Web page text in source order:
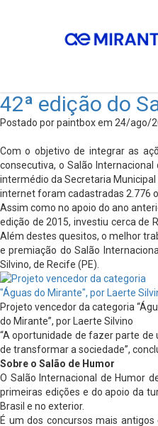
42ª edição do
Postado por paintbox em 24/ago/
Com o objetivo de integrar as
consecutiva, o Salão
intermédio da Secretaria
internet foram cadastradas 2.776
Assim como no apoio do ano
edição de 2015, investiu cerca de
Além destes quesitos, o melhor
e premiação do Salão
Silvino, de Recife (PE).
Projeto vencedor da categoria
do Mirante”, por Laerte Silvino
“A oportunidade de fazer parte
de transformar a sociedade”,
Sobre o Salão de Humor
O Salão Internacional de Humor
primeiras edições e do apoio da
Brasil e no exterior.
É um dos concursos mais